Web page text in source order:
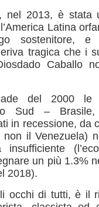
nel 2013, è stata
Latina
sostenitore, e
tragica che i
Caballo
del 2000 le
Sud – Brasile,
in recessione, da
non il Venezuela)
un più 1.3%
2018).
occhi di tutti, è il